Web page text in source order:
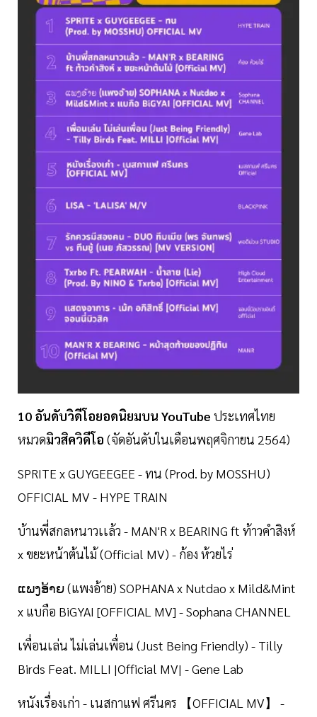
10 อันดับวิดีโอยอดนิยมบน YouTube ประเทศไทย
หมวดมิวสิควิดีโอ (จัดอันดับในเดือนพฤศจิกายน 2564)
SPRITE x GUYGEEGEE - ทน (Prod. by MOSSHU)
OFFICIAL MV - HYPE TRAIN
บ้านพี่สกลหนาวเเล้ว - MAN'R x BEARING ft ท้าวคำสิงห์
x ขยะหน้าต้นไม้ (​Official MV) - ก้อง ห้วยไร่
ແພງອ້າຍ (แพงอ้าย) SOPHANA x Nutdao x Mild&Mint
x แบกือ BiGYAI [OFFICIAL MV] - Sophana CHANNEL
เพื่อนเล่น ไม่เล่นเพื่อน (Just Being Friendly) - Tilly
Birds Feat. MILLI |Official MV| - Gene Lab
หนังเรื่องเก่า - เนสกาแฟ ศรีนคร 【OFFICIAL MV】 -